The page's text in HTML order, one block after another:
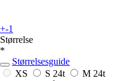
+-1
Størrelse
*
Størrelsesguide
XS
S 24t M 24t